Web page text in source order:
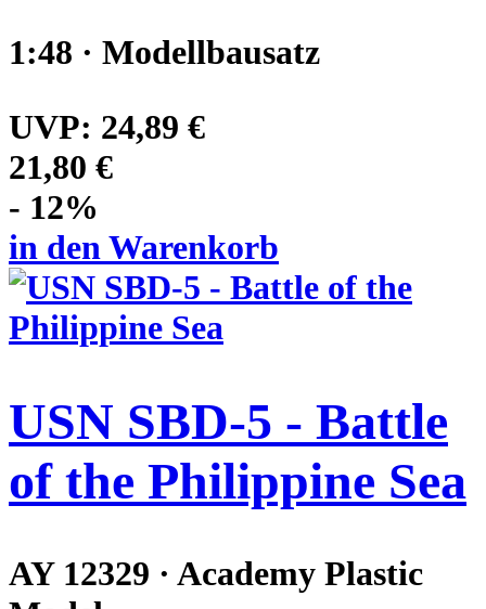
1:48 · Modellbausatz
UVP: 24,89 €
21,80 €
- 12%
in den Warenkorb
USN SBD-5 - Battle
of the Philippine Sea
AY 12329 · Academy Plastic